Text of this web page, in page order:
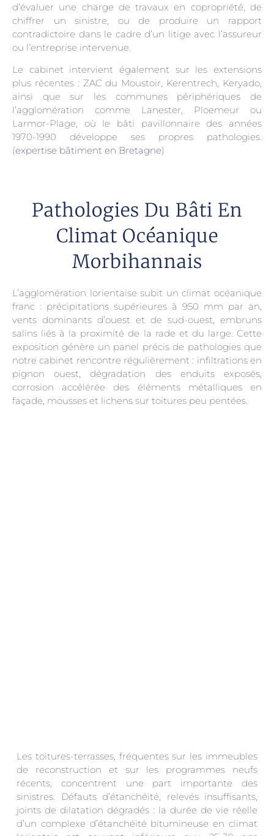
d’évaluer une charge de travaux en copropriété, de
chiffrer un sinistre, ou de produire un rapport
contradictoire dans le cadre d’un litige avec l’assureur
ou l’entreprise intervenue.
Le cabinet intervient également sur les extensions
plus récentes : ZAC du Moustoir, Kerentrech, Keryado,
ainsi que sur les communes périphériques de
l’agglomération comme Lanester, Ploemeur ou
Larmor-Plage, où le bâti pavillonnaire des années
1970-1990 développe ses propres pathologies.
(expertise bâtiment en Bretagne)
Pathologies Du Bâti En
Climat Océanique
Morbihannais
L’agglomération lorientaise subit un climat océanique
franc : précipitations supérieures à 950 mm par an,
vents dominants d’ouest et de sud-ouest, embruns
salins liés à la proximité de la rade et du large. Cette
exposition génère un panel précis de pathologies que
notre cabinet rencontre régulièrement : infiltrations en
pignon ouest, dégradation des enduits exposés,
corrosion accélérée des éléments métalliques en
façade, mousses et lichens sur toitures peu pentées.
Les toitures-terrasses, fréquentes sur les immeubles
de reconstruction et sur les programmes neufs
récents, concentrent une part importante des
sinistres. Défauts d’étanchéité, relevés insuffisants,
joints de dilatation dégradés : la durée de vie réelle
d’un complexe d’étanchéité bitumineuse en climat